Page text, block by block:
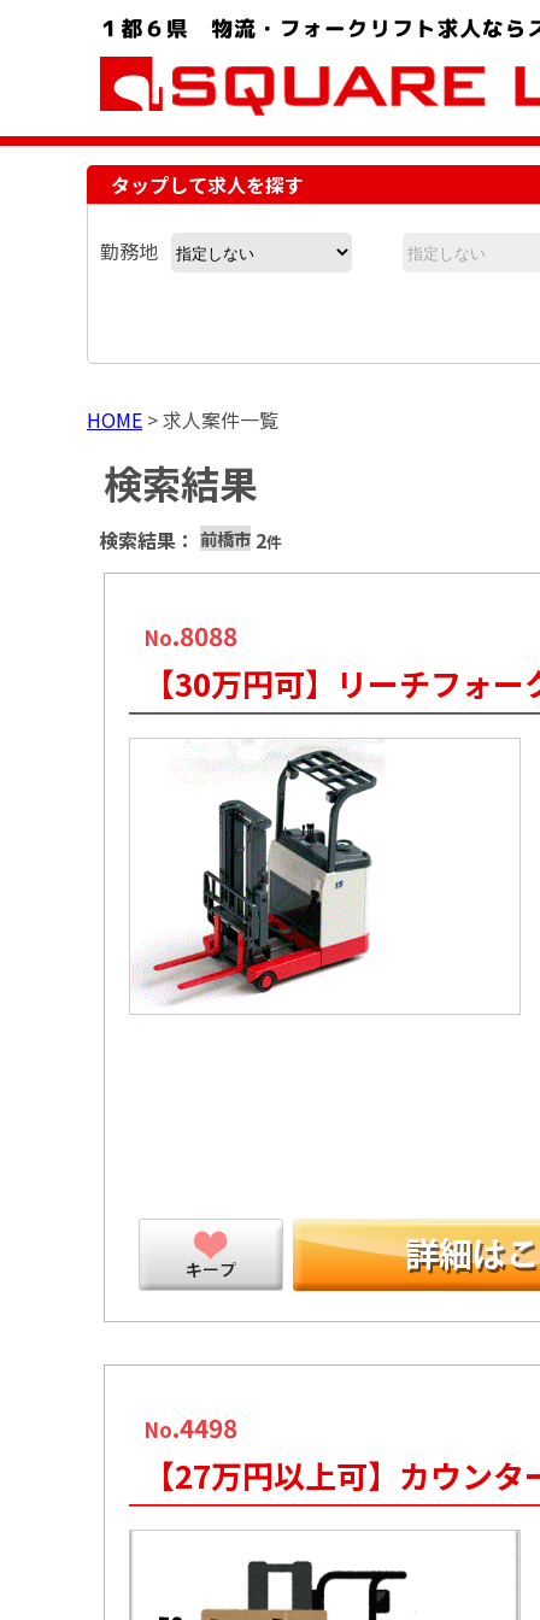
お問い合わせ電話番号：048-757-8232 受付時間 9:00 ～ 18:00
タップして求人を探す
勤務地
HOME >求人案件一覧
検索結果
検索結果： 前橋市 2件
No.8088
【30万円可】リーチフォ
No.4498
【27万円以上可】カウン